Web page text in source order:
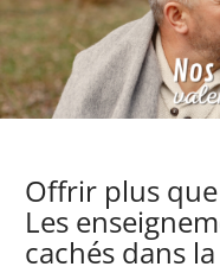
Offrir plus
Les
cachés dans